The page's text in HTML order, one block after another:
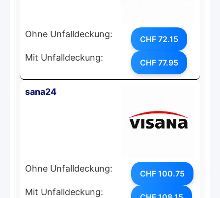
Ohne Unfalldeckung: CHF 72.15
Mit Unfalldeckung: CHF 77.95
sana24
Ohne Unfalldeckung: CHF 100.75
Mit Unfalldeckung: